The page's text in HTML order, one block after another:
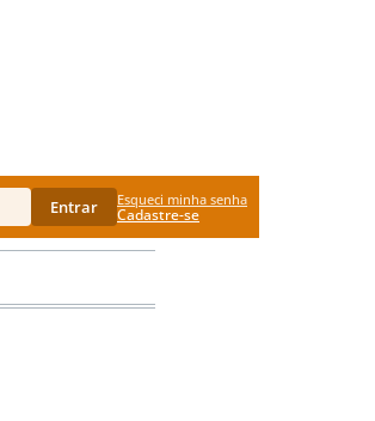
Entrar Esqueci minha senha
Cadastre-se